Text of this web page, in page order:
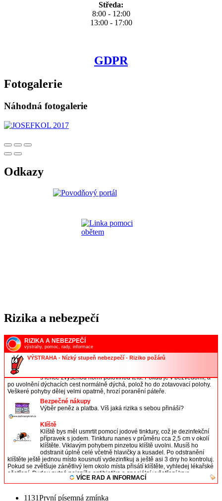
Středa:
8:00 - 12:00
13:00 - 17:00
GDPR
Fotogalerie
Náhodná fotogalerie
Odkazy
Rizika a nebezpečí
1131První písemná zmínka